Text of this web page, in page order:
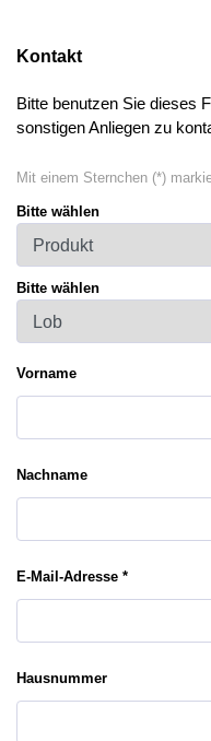
Kontakt
Bitte benutzen Sie dieses
sonstigen Anliegen zu
Mit einem Sternchen (*)
Bitte wählen
Bitte wählen
Vorname
Nachname
E-Mail-Adresse *
Hausnummer